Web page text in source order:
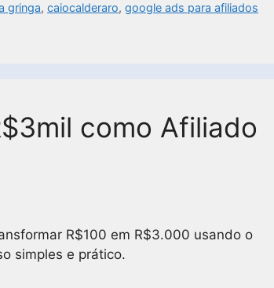
gringa,caiocalderaro,google ads para afiliados
como Afiliado
R$100 em R$3.000 usando o
simples e prático.